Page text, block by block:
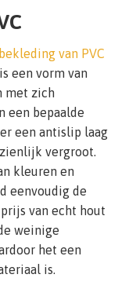
bekleding van PVC
een vorm van
met zich
een bepaalde
een antislip laag
vergroot.
kleuren en
eenvoudig de
van echt hout
weinige
het een
is.